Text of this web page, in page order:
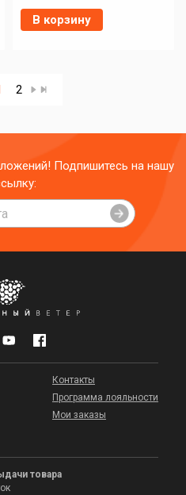
В корзину
2
Подпишитесь на нашу
Контакты
Программа лояльности
Мои заказы
товара